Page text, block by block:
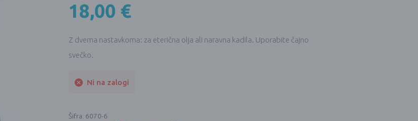
18,00 €
Z dvema nastavkoma: za eterična olja ali naravna kadila. Uporabite čajno
svečko.
Ni na zalogi
Šifra: 6070-6